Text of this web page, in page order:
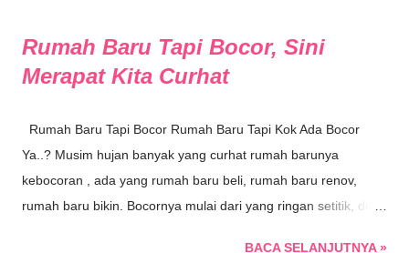
Waterproofing , Cat Genteng, Jual Atap genteng Berbagai
Macam Jenis, Sedia Atap Transparan / Atap Bening, Solartuff,
Maupun Bangunan. Baca Juga Info Lain, Klik Aja..! ● Dinding
Rembes, Tembok Bocor ● Perbaikan Dak Bocor Rembes ● 3
Penyebab Umum Atap Rumah Bocor Jasa Perbaikan
Kebocoran - Apapun Masalahnya Pasti Beressssss.....!!!
Rumah Baru Tapi Bocor, Sini
Merapat Kita Curhat
Rumah Baru Tapi Bocor Rumah Baru Tapi Kok Ada Bocor
Ya..? Musim hujan banyak yang curhat rumah barunya
kebocoran , ada yang rumah baru beli, rumah baru renov,
rumah baru bikin. Bocornya mulai dari yang ringan setitik, dua
BACA SELANJUTNYA »